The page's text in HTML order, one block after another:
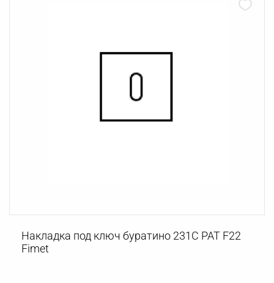
Накладка под ключ буратино 231С PAT F22
Fimet